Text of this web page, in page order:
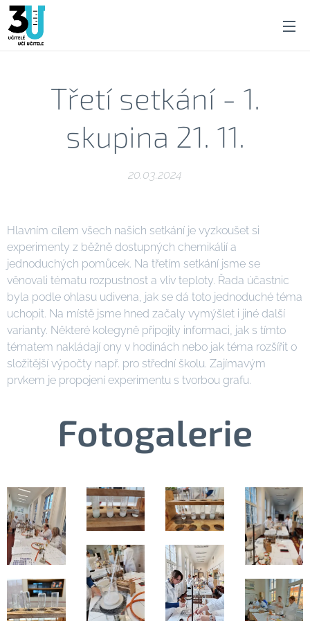
Třetí setkání - 1.
skupina 21. 11.
20.03.2024
Hlavním cílem všech našich setkání je vyzkoušet si
experimenty z běžně dostupných chemikálií a
jednoduchých pomůcek. Na třetím setkání jsme se
věnovali tématu rozpustnost a vliv teploty. Řada účastnic
byla podle ohlasu udivena, jak se dá toto jednoduché téma
uchopit. Na místě jsme hned začaly vymýšlet i jiné další
varianty. Některé kolegyně připojily informaci, jak s tímto
tématem nakládají ony v hodinách nebo jak téma rozšířit o
složitější výpočty např. pro střední školu. Zajímavým
prvkem je propojení experimentu s tvorbou grafu.
Fotogalerie